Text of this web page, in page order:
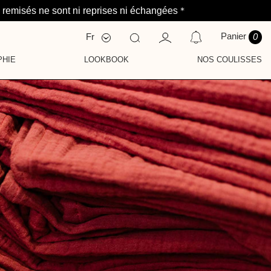
ne sont ni reprises ni échangées *
Fr
En
AUCUNE NOTIFICATION POUR LE MOMENT.
Panier 0
LOOKBOOK NOS COULISSES